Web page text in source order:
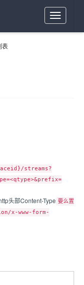
Toggle
navigation
表
streams?
头部Content-Type 要么置
x-www-form-